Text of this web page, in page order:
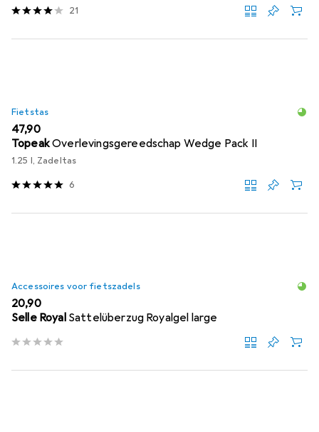
21
Fietstas
EUR
47,90
TopeakOverlevingsgereedschap Wedge Pack II
1.25 l, Zadeltas
6
Accessoires voor fietszadels
EUR
20,90
Selle Royal Sattelüberzug Royalgel large